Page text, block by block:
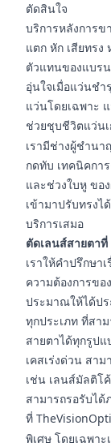
ตัดสินใจ
บริการหลังการข
แตก หัก เสียทรง
ตัวแทนของแบร
อุ่นใจเมื่อแว่นช
แว่นโดยเฉพาะ
ช่วยชุบชีวิตแว่น
เรามีช่างผู้ชำน
กดทับ เทคนิคกา
และช่วงใบหู ขอ
เข้ามาปรับทรงไ
บริการเสมอ
ตัดเลนส์สายตาที่
เราให้คำปรึกษา
ความต้องการข
ประมาณให้ได้ป
ทุกประเภท ที่สา
สายตาได้ทุกรูปแ
เคสเร่งด่วน สา
เช่น เลนส์มัลติโ
สามารถรอรับได้
ที่
พิเศษ โดยเฉพา